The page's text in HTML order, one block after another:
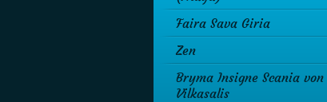
Faira Sava Giria
Zen
Bryma Insigne Scania von
Vilkasalis